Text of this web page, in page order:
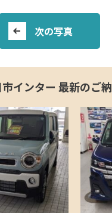
次の写真
インター 最新のご